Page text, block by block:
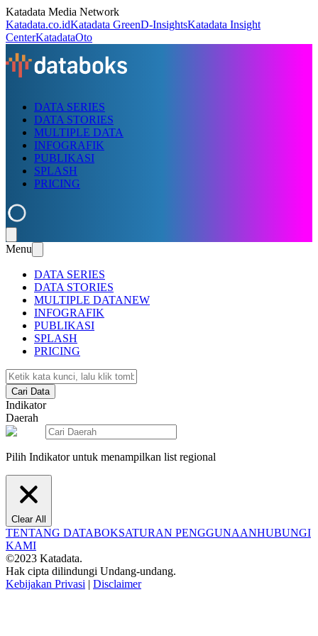
Katadata Media Network
Katadata.co.idKatadata GreenD-InsightsKatadata Insight
CenterKatadataOto
DATA SERIES
DATA STORIES
MULTIPLE DATA
INFOGRAFIK
PUBLIKASI
SPLASH
PRICING
Menu
DATA SERIES
DATA STORIES
MULTIPLE DATANEW
INFOGRAFIK
PUBLIKASI
SPLASH
PRICING
Cari Data
Indikator
Daerah
Pilih Indikator untuk menampilkan list regional
Clear All
TENTANG DATABOKSATURAN PENGGUNAANHUBUNGI
KAMI
©2023 Katadata.
Hak cipta dilindungi Undang-undang.
Kebijakan Privasi | Disclaimer